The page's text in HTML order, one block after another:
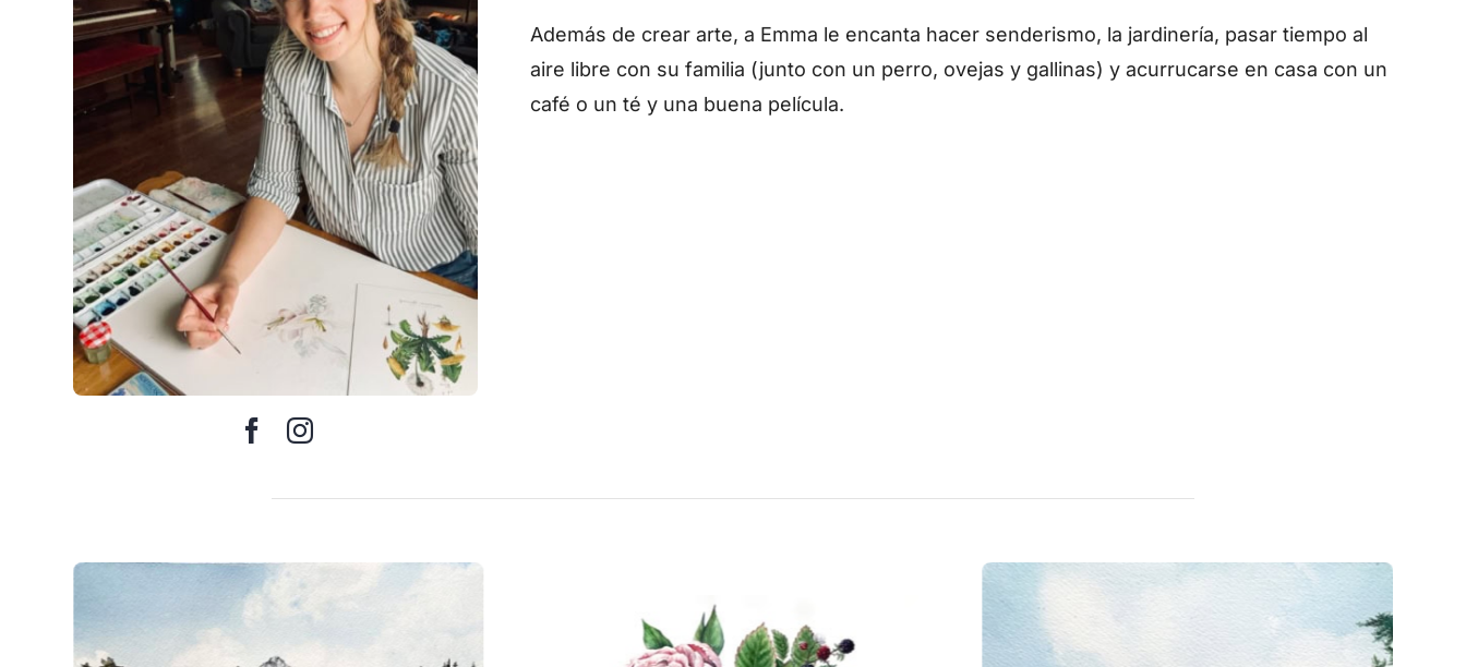
Además de crear arte, a Emma le encanta hacer senderismo, la jardinería, pasar tiempo al
aire libre con su familia (junto con un perro, ovejas y gallinas) y acurrucarse en casa con un
café o un té y una buena película.